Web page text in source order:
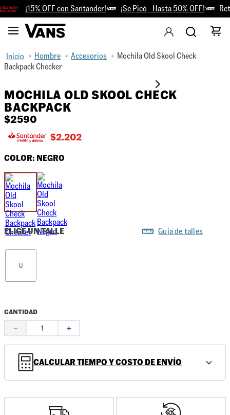
¡15% OFF con Santander! ¡Se Picó - Hasta 50% OFF!
Hombre Accesorios
Mochila Old Skool Check
Backpack Checker
MOCHILA OLD SKOOL CHECK
BACKPACK
$2590
$2.202
COLOR: NEGRO
ELIGE UN TALLE Guía de talles
U
CANTIDAD
＋
－
CALCULAR TIEMPO Y COSTO DE ENVÍO